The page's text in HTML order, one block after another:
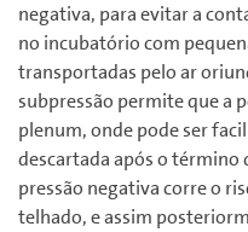
negativa, para evitar a
no incubatório com
transportadas pelo ar
subpressão permite que a
plenum, onde pode ser
descartada após o término
pressão negativa corre o
telhado, e assim